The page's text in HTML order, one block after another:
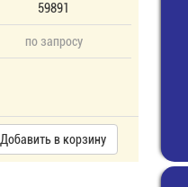
59891
по запросу
Добавить в корзину